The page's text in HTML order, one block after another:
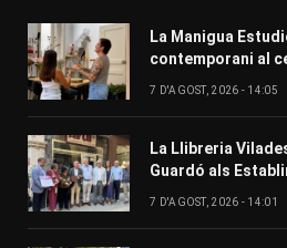
La Manigua
contemporani al
7 D'AGOST, 2026 - 14:05
La Llibreria
Guardó als
7 D'AGOST, 2026 - 14:01